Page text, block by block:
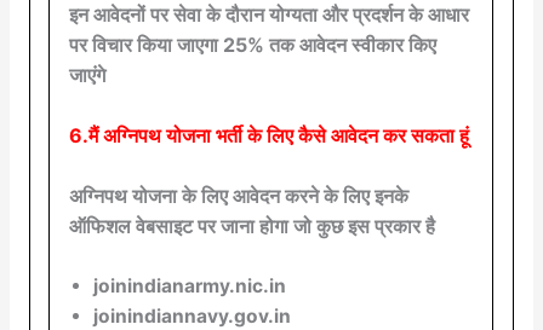
इन आवेदनों पर सेवा के दौरान योग्यता और प्रदर्शन के आधार
पर विचार किया जाएगा 25% तक आवेदन स्वीकार किए
जाएंगे
6.मैं अग्निपथ योजना भर्ती के लिए कैसे आवेदन कर सकता हूं
अग्निपथ योजना के लिए आवेदन करने के लिए इनके
ऑफिशल वेबसाइट पर जाना होगा जो कुछ इस प्रकार है
joinindianarmy.nic.in
joinindiannavy.gov.in